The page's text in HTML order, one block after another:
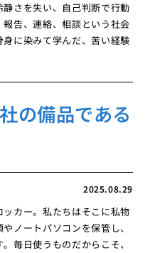
さを失い、自己判断で行動
告、連絡、相談という社会
に染みて学んだ、苦い経験
の備品である
2025.08.29
カー。私たちはそこに私物
ノートパソコンを保管し、
毎日使うものだからこそ、